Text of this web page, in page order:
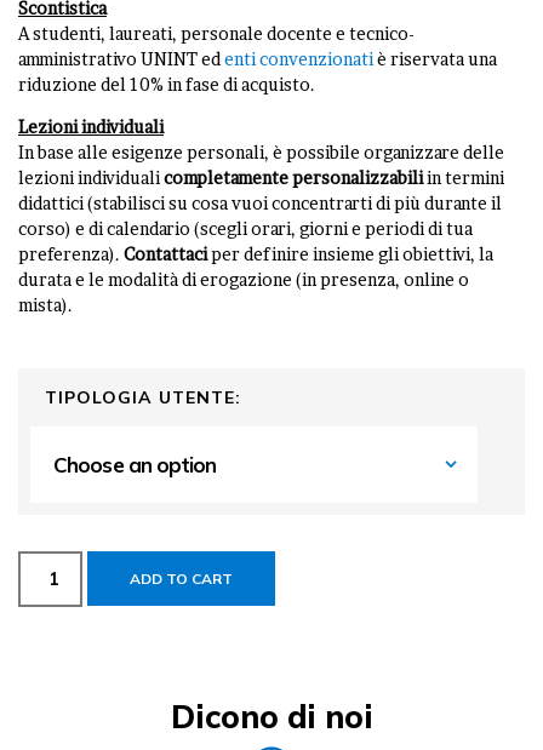
Scontistica
A studenti, laureati, personale docente e tecnico-
amministrativo UNINT ed enti convenzionatiè riservata una
riduzione del 10% in fase di acquisto.
Lezioni individuali
In base alle esigenze personali, è possibile organizzare delle
lezioni individualicompletamente personalizzabiliin termini
didattici (stabilisci su cosa vuoi concentrarti di più durante il
corso) e di calendario (scegli orari, giorni e periodi di tua
preferenza). Contattaciper definire insieme gli obiettivi, la
durata e le modalità di erogazione (in presenza, online o
mista).
TIPOLOGIA UTENTE:
ADD TO CART
Dicono di noi